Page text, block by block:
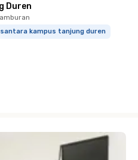
Duren
kampus tanjung duren